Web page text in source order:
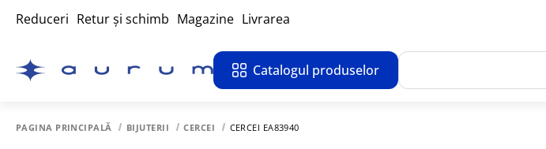
Reduceri Retur și schimb Magazine Livrarea
Catalogul produselor
PAGINA PRINCIPALĂ BIJUTERII CERCEI CERCEI EA83940